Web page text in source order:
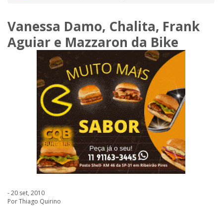
Vanessa Damo, Chalita, Frank
Aguiar e Mazzaron da Bike
- 20 set, 2010
Por Thiago Quirino